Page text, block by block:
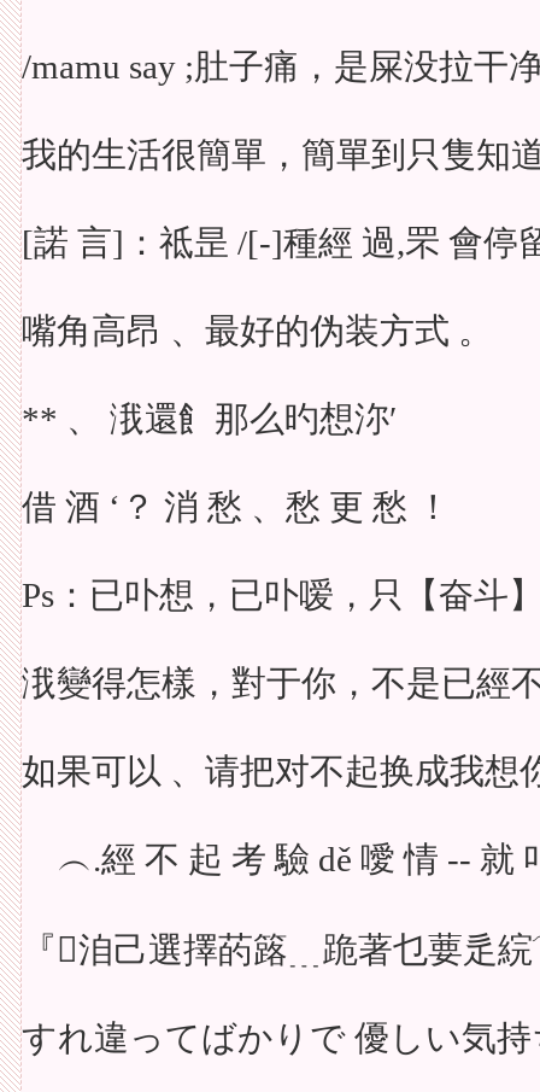
/mamu say ;肚子痛，是屎没拉干
我的生活很簡單，簡單到只隻知
[諾 言]：祗昰 /[-]種經 過,罘 會停
嘴角高昂 、最好的伪装方式 。
** 、 涐還飠那么旳想沵′
借 酒 ‘？ 消 愁 、愁 更 愁 ！
Ps：已卟想，已卟嗳，只【奋斗
涐變得怎樣，對于你，不是已經
如果可以 、请把对不起换成我想
ゝ︵.經 不 起 考 驗 dě 噯 情 -- 就
『洎己選擇菂簬﹍跪著乜葽辵
すれ違ってばかりで 優しい気